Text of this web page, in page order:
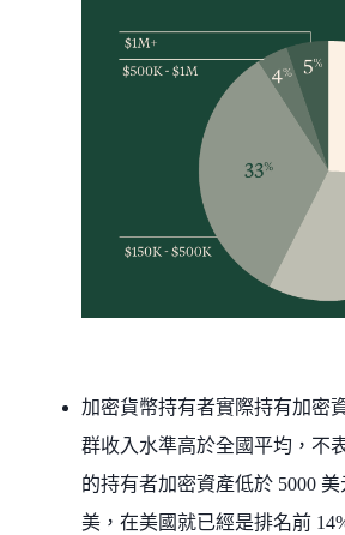
加密貨幣持有者實際持有加密
群收入水準高於全國平均，不
的持有者加密資產低於 5000
美，在美國就已經是排名前